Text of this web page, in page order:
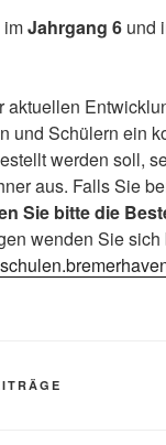
imJahrgang 6 und
aktuellen
und Schülern ein
werden soll,
aus. Falls Sie
Sie bitte die
wenden Sie